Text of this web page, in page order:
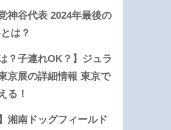
神谷代表 2024年最後の
は？
？子連れOK？】ジュラ
京展の詳細情報 東京で
る！
湘南ドッグフィールド